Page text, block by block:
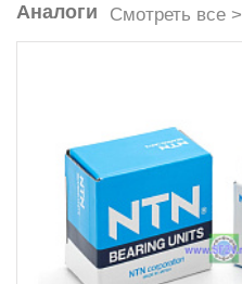
Аналоги Смотреть все >